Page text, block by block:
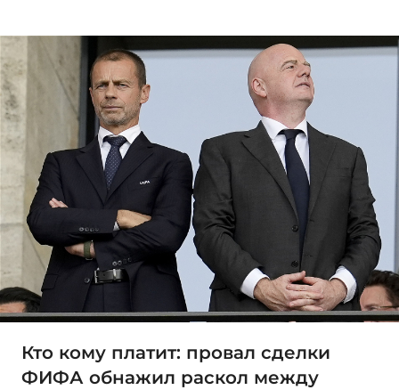
Кто кому платит: провал сделки
ФИФА обнажил раскол между